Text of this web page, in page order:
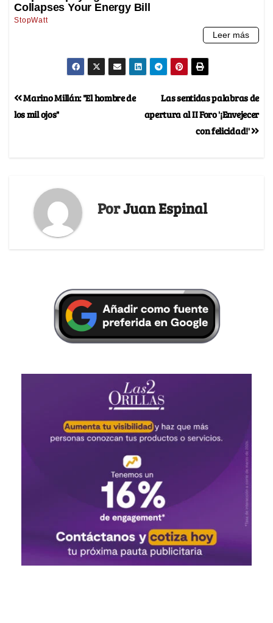
Las sentidas palabras de
apertura al II Foro '¡Envejecer
con felicidad!'
Marino Millán: "El hombre de
los mil ojos"
PorJuan Espinal